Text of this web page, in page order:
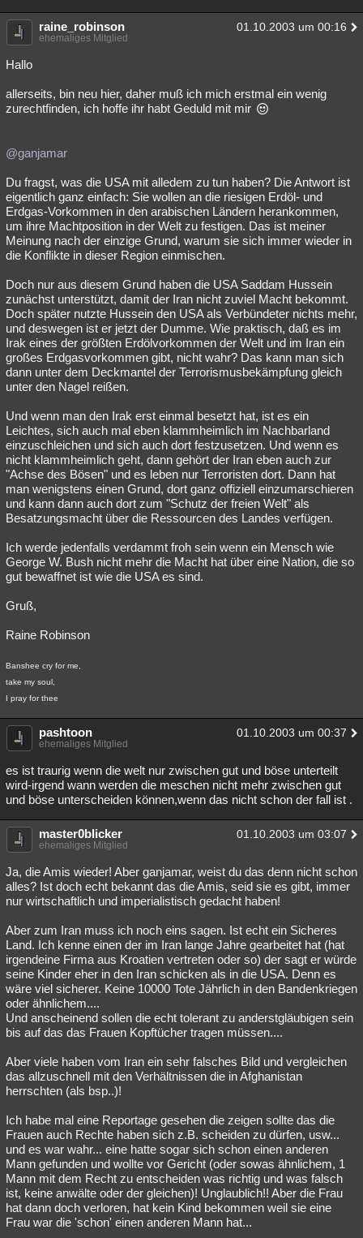
raine_robinson 01.10.2003 um 00:16
ehemaliges Mitglied
Hallo
allerseits, bin neu hier, daher muß ich mich erstmal ein wenig
zurechtfinden, ich hoffe ihr habt Geduld mit mir
@ganjamar
Du fragst, was die USA mit alledem zu tun haben? Die Antwort ist
eigentlich ganz einfach: Sie wollen an die riesigen Erdöl- und
Erdgas-Vorkommen in den arabischen Ländern herankommen,
um ihre Machtposition in der Welt zu festigen. Das ist meiner
Meinung nach der einzige Grund, warum sie sich immer wieder in
die Konflikte in dieser Region einmischen.
Doch nur aus diesem Grund haben die USA Saddam Hussein
zunächst unterstützt, damit der Iran nicht zuviel Macht bekommt.
Doch später nutzte Hussein den USA als Verbündeter nichts mehr,
und deswegen ist er jetzt der Dumme. Wie praktisch, daß es im
Irak eines der größten Erdölvorkommen der Welt und im Iran ein
großes Erdgasvorkommen gibt, nicht wahr? Das kann man sich
dann unter dem Deckmantel der Terrorismusbekämpfung gleich
unter den Nagel reißen.
Und wenn man den Irak erst einmal besetzt hat, ist es ein
Leichtes, sich auch mal eben klammheimlich im Nachbarland
einzuschleichen und sich auch dort festzusetzen. Und wenn es
nicht klammheimlich geht, dann gehört der Iran eben auch zur
"Achse des Bösen" und es leben nur Terroristen dort. Dann hat
man wenigstens einen Grund, dort ganz offiziell einzumarschieren
und kann dann auch dort zum "Schutz der freien Welt" als
Besatzungsmacht über die Ressourcen des Landes verfügen.
Ich werde jedenfalls verdammt froh sein wenn ein Mensch wie
George W. Bush nicht mehr die Macht hat über eine Nation, die so
gut bewaffnet ist wie die USA es sind.
Gruß,
Raine Robinson
Banshee cry for me,
take my soul,
I pray for thee
pashtoon 01.10.2003 um 00:37
ehemaliges Mitglied
es ist traurig wenn die welt nur zwischen gut und böse unterteilt
wird-irgend wann werden die meschen nicht mehr zwischen gut
und böse unterscheiden können,wenn das nicht schon der fall ist .
master0blicker 01.10.2003 um 03:07
ehemaliges Mitglied
Ja, die Amis wieder! Aber ganjamar, weist du das denn nicht schon
alles? Ist doch echt bekannt das die Amis, seid sie es gibt, immer
nur wirtschaftlich und imperialistisch gedacht haben!
Aber zum Iran muss ich noch eins sagen. Ist echt ein Sicheres
Land. Ich kenne einen der im Iran lange Jahre gearbeitet hat (hat
irgendeine Firma aus Kroatien vertreten oder so) der sagt er würde
seine Kinder eher in den Iran schicken als in die USA. Denn es
wäre viel sicherer. Keine 10000 Tote Jährlich in den Bandenkriegen
oder ähnlichem....
Und anscheinend sollen die echt tolerant zu anderstgläubigen sein
bis auf das das Frauen Kopftücher tragen müssen....
Aber viele haben vom Iran ein sehr falsches Bild und vergleichen
das allzuschnell mit den Verhältnissen die in Afghanistan
herrschten (als bsp..)!
Ich habe mal eine Reportage gesehen die zeigen sollte das die
Frauen auch Rechte haben sich z.B. scheiden zu dürfen, usw...
und es war wahr... eine hatte sogar sich schon einen anderen
Mann gefunden und wollte vor Gericht (oder sowas ähnlichem, 1
Mann mit dem Recht zu entscheiden was richtig und was falsch
ist, keine anwälte oder der gleichen)! Unglaublich!! Aber die Frau
hat dann doch verloren, hat kein Kind bekommen weil sie eine
Frau war die 'schon' einen anderen Mann hat...